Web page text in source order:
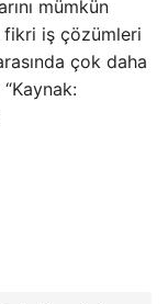
mümkün
iş çözümleri
çok daha